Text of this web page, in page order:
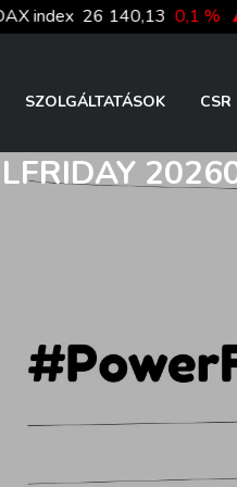
26 140,13 0,1 % ▲
SZOLGÁLTATÁSOK CSR